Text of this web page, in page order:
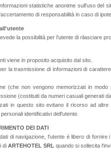
statistiche anonime sull'uso del
di responsabilità in caso di
la possibilità per l'utente di rilasciare
viene in proposito acquisito dal sito.
la trasmissione di informazioni di
(che non vengono memorizzati in
(costituiti da numeri casuali generati
in questo sito evitano il ricorso ad
identificativi dell'utente.
DEI DATI
di navigazione, l'utente è libero di
di ARTEHOTEL SRL quando si sollecita